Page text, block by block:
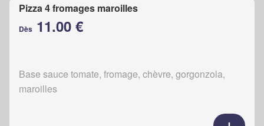
Pizza 4 fromages maroilles
Dès 11.00 €
Base sauce tomate, fromage, chèvre, gorgonzola,
maroilles